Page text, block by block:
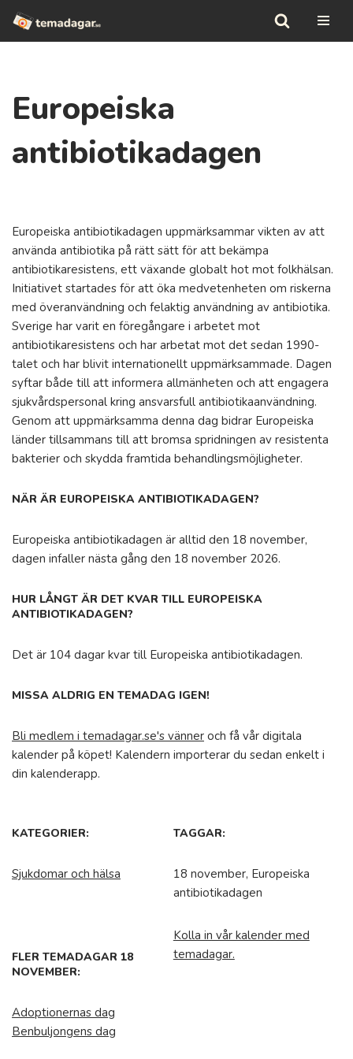
Hoppa
Europeiska
antibiotikadagen
Europeiska antibiotikadagen uppmärksammar vikten av att
använda antibiotika på rätt sätt för att bekämpa
antibiotikaresistens, ett växande globalt hot mot folkhälsan.
Initiativet startades för att öka medvetenheten om riskerna
med överanvändning och felaktig användning av antibiotika.
Sverige har varit en föregångare i arbetet mot
antibiotikaresistens och har arbetat mot det sedan 1990-
talet och har blivit internationellt uppmärksammade. Dagen
syftar både till att informera allmänheten och att engagera
sjukvårdspersonal kring ansvarsfull antibiotikaanvändning.
Genom att uppmärksamma denna dag bidrar Europeiska
länder tillsammans till att bromsa spridningen av resistenta
bakterier och skydda framtida behandlingsmöjligheter.
NÄR ÄR EUROPEISKA ANTIBIOTIKADAGEN?
Europeiska antibiotikadagen är alltid den 18 november,
dagen infaller nästa gång den 18 november 2026.
HUR LÅNGT ÄR DET KVAR TILL EUROPEISKA
ANTIBIOTIKADAGEN?
Det är 104 dagar kvar till Europeiska antibiotikadagen.
MISSA ALDRIG EN TEMADAG IGEN!
Bli medlem i temadagar.se's vänner och få vår digitala
kalender på köpet! Kalendern importerar du sedan enkelt i
din kalenderapp.
KATEGORIER:
Sjukdomar och hälsa
TAGGAR:
18 november, Europeiska
antibiotikadagen
FLER TEMADAGAR 18
NOVEMBER:
Adoptionernas dag
Benbuljongens dag
Kolla in vår kalender med
temadagar.